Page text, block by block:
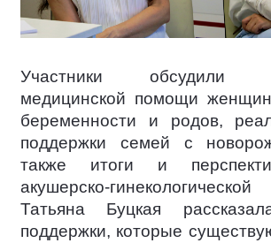
Участники обсудили
медицинской помощи
беременности и родов,
поддержки семей с
также итоги и
акушерско-
Татьяна Буцкая
поддержки, которые